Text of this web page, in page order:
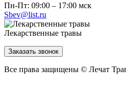
Пн-Пт: 09:00 – 17:00 мск
Sbev@list.ru
Лекарственные травы
Заказать звонок
Все права защищены © Лечат